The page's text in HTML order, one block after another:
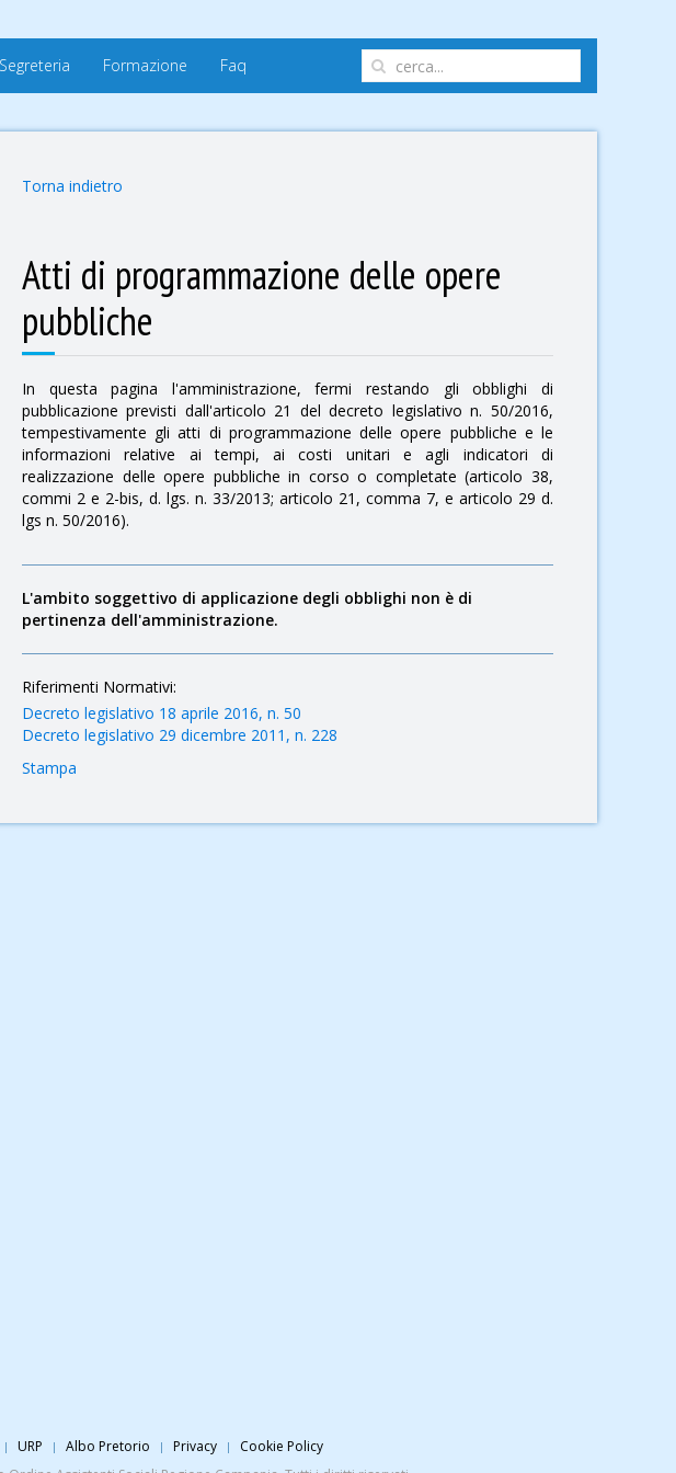
Segreteria Formazione Faq
Torna indietro
Atti di programmazione delle opere
pubbliche
In questa pagina l'amministrazione, fermi restando gli obblighi di
pubblicazione previsti dall'articolo 21 del decreto legislativo n. 50/2016,
tempestivamente gli atti di programmazione delle opere pubbliche e le
informazioni relative ai tempi, ai costi unitari e agli indicatori di
realizzazione delle opere pubbliche in corso o completate (articolo 38,
commi 2 e 2-bis, d. lgs. n. 33/2013; articolo 21, comma 7, e articolo 29 d.
lgs n. 50/2016).
L'ambito soggettivo di applicazione degli obblighi non è di
pertinenza dell'amministrazione.
Riferimenti Normativi:
Decreto legislativo 18 aprile 2016, n. 50
Decreto legislativo 29 dicembre 2011, n. 228
Stampa
URP Albo Pretorio Privacy
Cookie Policy